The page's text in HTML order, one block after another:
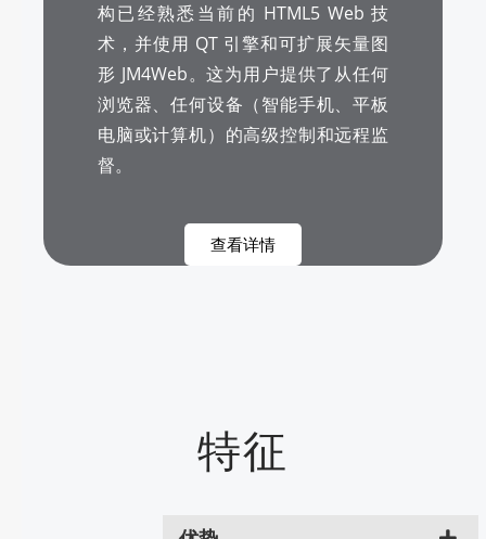
构已经熟悉当前的 HTML5 Web 技
术，并使用 QT 引擎和可扩展矢量图
形 JM4Web。这为用户提供了从任何
浏览器、任何设备（智能手机、平板
电脑或计算机）的高级控制和远程监
督。
查看详情
特征